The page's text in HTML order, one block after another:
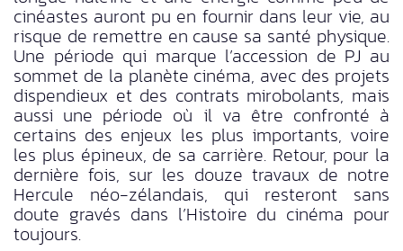
cinéastes auront pu en fournir dans leur vie, au
risque de remettre en cause sa santé physique.
Une période qui marque l’accession de PJ au
sommet de la planète cinéma, avec des projets
dispendieux et des contrats mirobolants, mais
aussi une période où il va être confronté à
certains des enjeux les plus importants, voire
les plus épineux, de sa carrière. Retour, pour la
dernière fois, sur les douze travaux de notre
Hercule néo-zélandais, qui resteront sans
doute gravés dans l’Histoire du cinéma pour
toujours.